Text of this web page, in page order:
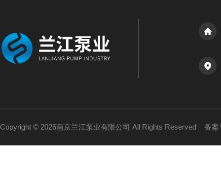
Copyright © 2026南京兰江泵业有限公司 All Rights Reserved 备案